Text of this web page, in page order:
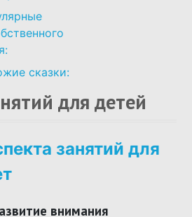
сказки:
для детей
занятий для
внимания